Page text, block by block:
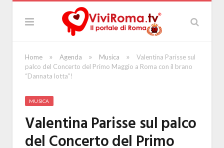
Home » Agenda » Musica »
Valentina Parisse sul
palco del Concerto del Primo Maggio a Roma con il brano
“Dannata lotta”!
MUSICA
Valentina Parisse sul palco
del Concerto del Primo